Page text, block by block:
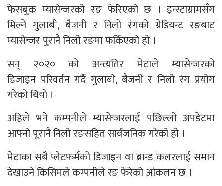
फेसबुक म्यासेन्जरको रङ फेरिएको छ । इन्स्टाग्रामसँग
मिल्ने गुलाबी, बैजनी र निलो रंगको ग्रेडियन्ट रङबाट
म्यासेन्जर पुरानै निलो रङमा फर्किएको हो ।
सन् २०२० को अन्त्यतिर मेटाले म्यासेन्जरको
डिजाइन परिवर्तन गर्दै गुलाबी, बैजनी र निलो रंग प्रयोग
गरेको थियो ।
अहिले भने कम्पनीले म्यासेन्जरलाई पछिल्लो अपडेटमा
आफ्नो पूरानै निलो रङसहित सार्वजनिक गरेको हो ।
मेटाका सबै प्लेटफर्मको डिजाइन वा ब्रान्ड कलरलाई समान
देखाउने किसिमले कम्पनीले रङ फेरेको आंकलन छ ।